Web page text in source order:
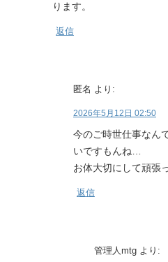
ります。
返信
匿名 より:
2026年5月12日 02:50
今のご時世仕事なん
いですもんね…
お体大切にして頑張
返信
管理人mtg より: